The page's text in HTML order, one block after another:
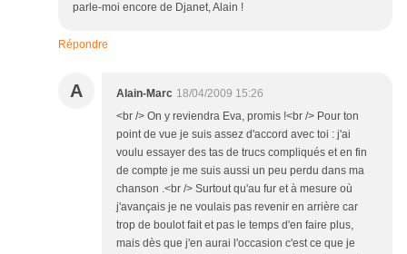
parle-moi encore de Djanet, Alain !
Répondre
A Alain-Marc 18/04/2009 15:26
<br /> On y reviendra Eva, promis !<br /> Pour ton
point de vue je suis assez d'accord avec toi : j'ai
voulu essayer des tas de trucs compliqués et en fin
de compte je me suis aussi un peu perdu dans ma
chanson .<br /> Surtout qu'au fur et à mesure où
j'avançais je ne voulais pas revenir en arrière car
trop de boulot fait et pas le temps d'en faire plus,
mais dès que j'en aurai l'occasion c'est ce que je